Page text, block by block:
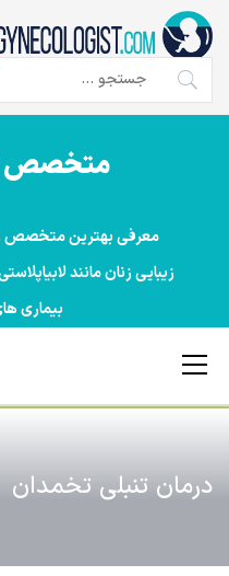
Skip
content
جستجو
برای:
متخصص
معرفی بهترین متخصص
زیبایی زنان مانند
بیماری
درمان تنبلی تخمدان